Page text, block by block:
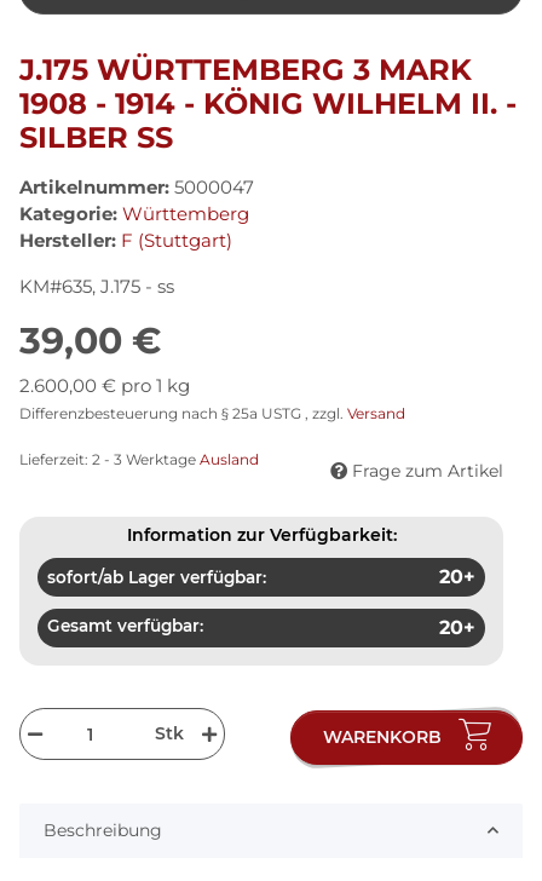
J.175 WÜRTTEMBERG 3 MARK
1908 - 1914 - KÖNIG WILHELM II. -
SILBER SS
Artikelnummer: 5000047
Kategorie: Württemberg
Hersteller: F (Stuttgart)
KM#635, J.175 - ss
39,00 €
2.600,00 € pro 1 kg
Differenzbesteuerung nach § 25a USTG , zzgl. Versand
Lieferzeit: 2 - 3 Werktage Ausland
Frage zum Artikel
Information zur Verfügbarkeit:
sofort/ab Lager verfügbar: 20+
Gesamt verfügbar: 20+
Stk WARENKORB
Beschreibung